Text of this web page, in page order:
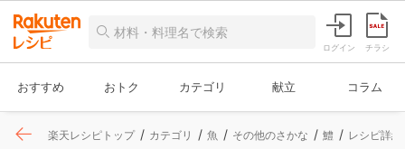
ログイン チラシ
おすすめ おトク カテゴリ 献立 コラム
楽天レシピトップ カテゴリ 魚 その他のさかな 鱧 レシピ詳細